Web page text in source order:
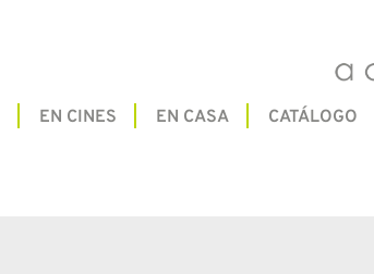
EN CINES EN CASA CATÁLOGO